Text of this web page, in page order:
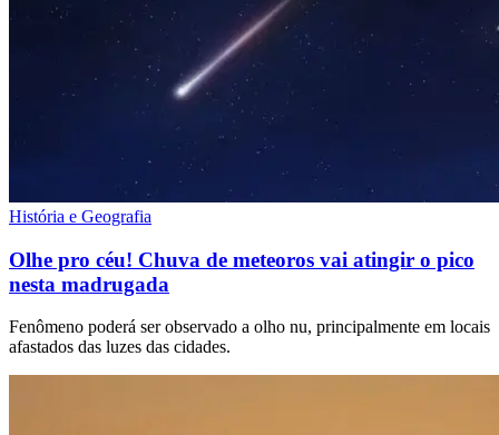
História e Geografia
Olhe pro céu! Chuva de meteoros vai atingir o pico
nesta madrugada
Fenômeno poderá ser observado a olho nu, principalmente em locais
afastados das luzes das cidades.